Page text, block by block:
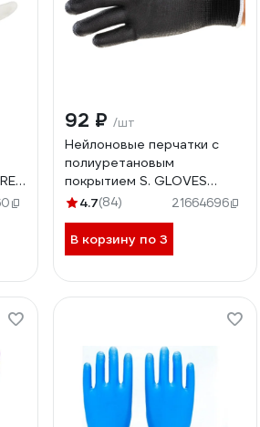
06
92 ₽ /шт
Нейлоновые перчатки с
полиуретановым
покрытием S. GLOVES
TAXO черные, размер 07
4.7(84) 21664696
В корзину по 3